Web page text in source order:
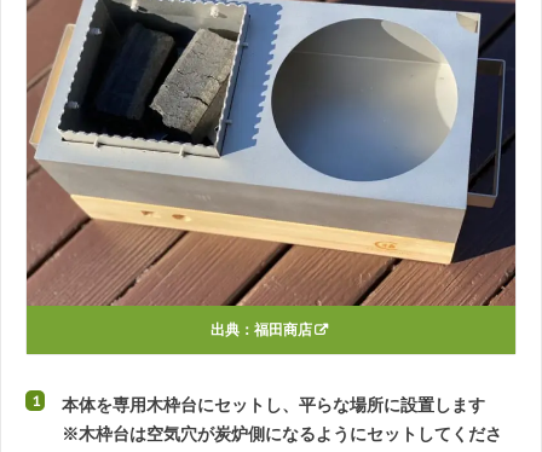
出典： 福田商店
本体を専用木枠台にセットし、平らな場所に設置します
※木枠台は空気穴が炭炉側になるようにセットしてくださ